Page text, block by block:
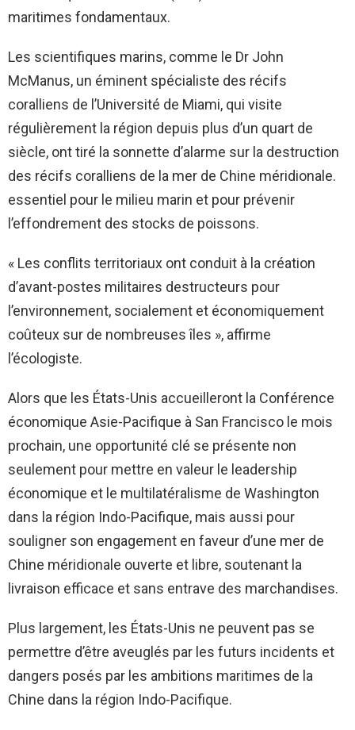
maritimes fondamentaux.
Les scientifiques marins, comme le Dr John
McManus, un éminent spécialiste des récifs
coralliens de l’Université de Miami, qui visite
régulièrement la région depuis plus d’un quart de
siècle, ont tiré la sonnette d’alarme sur la destruction
des récifs coralliens de la mer de Chine méridionale.
essentiel pour le milieu marin et pour prévenir
l’effondrement des stocks de poissons.
« Les conflits territoriaux ont conduit à la création
d’avant-postes militaires destructeurs pour
l’environnement, socialement et économiquement
coûteux sur de nombreuses îles », affirme
l’écologiste.
Alors que les États-Unis accueilleront la Conférence
économique Asie-Pacifique à San Francisco le mois
prochain, une opportunité clé se présente non
seulement pour mettre en valeur le leadership
économique et le multilatéralisme de Washington
dans la région Indo-Pacifique, mais aussi pour
souligner son engagement en faveur d’une mer de
Chine méridionale ouverte et libre, soutenant la
livraison efficace et sans entrave des marchandises.
Plus largement, les États-Unis ne peuvent pas se
permettre d’être aveuglés par les futurs incidents et
dangers posés par les ambitions maritimes de la
Chine dans la région Indo-Pacifique.